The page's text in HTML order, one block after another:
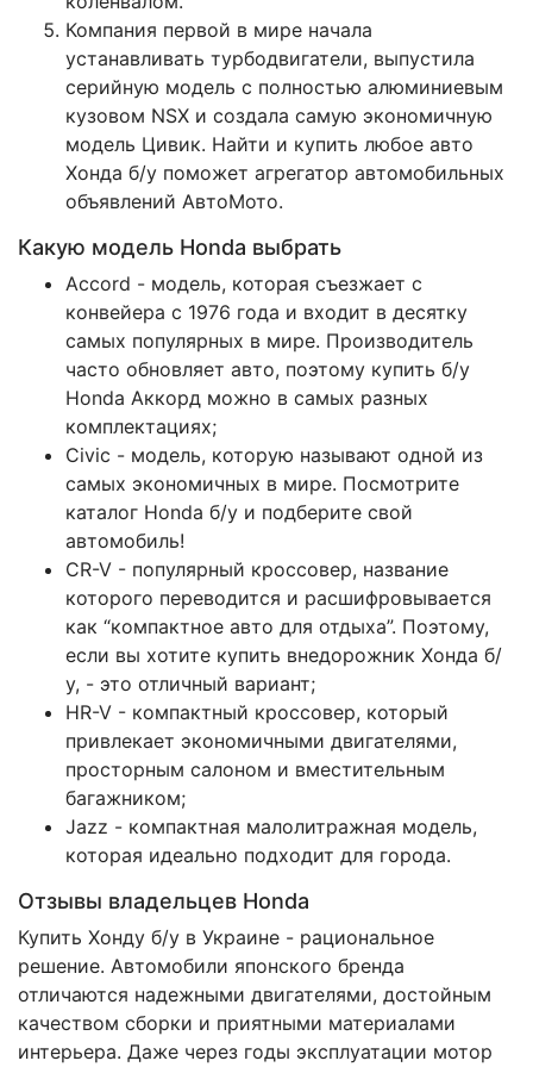
Компания первой в мире начала
устанавливать турбодвигатели, выпустила
серийную модель с полностью алюминиевым
кузовом NSX и создала самую экономичную
модель Цивик. Найти и купить любое авто
Хонда б/у поможет агрегатор автомобильных
объявлений АвтоМото.
Какую модель Honda выбрать
Accord - модель, которая съезжает с
конвейера с 1976 года и входит в десятку
самых популярных в мире. Производитель
часто обновляет авто, поэтому купить б/у
Honda Аккорд можно в самых разных
комплектациях;
Civic - модель, которую называют одной из
самых экономичных в мире. Посмотрите
каталог Honda б/у и подберите свой
автомобиль!
CR-V - популярный кроссовер, название
которого переводится и расшифровывается
как “компактное авто для отдыха”. Поэтому,
если вы хотите купить внедорожник Хонда б/
у, - это отличный вариант;
HR-V - компактный кроссовер, который
привлекает экономичными двигателями,
просторным салоном и вместительным
багажником;
Jazz - компактная малолитражная модель,
которая идеально подходит для города.
Отзывы владельцев Honda
Купить Хонду б/у в Украине - рациональное
решение. Автомобили японского бренда
отличаются надежными двигателями, достойным
качеством сборки и приятными материалами
интерьера. Даже через годы эксплуатации мотор